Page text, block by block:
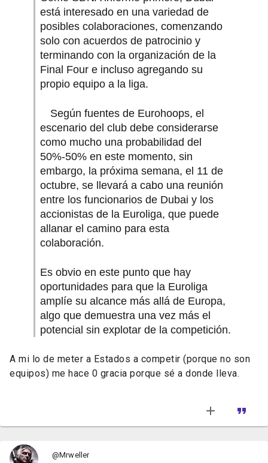
está interesado en una variedad de
posibles colaboraciones, comenzando
solo con acuerdos de patrocinio y
terminando con la organización de la
Final Four e incluso agregando su
propio equipo a la liga.
Según fuentes de Eurohoops, el
escenario del club debe considerarse
como mucho una probabilidad del
50%-50% en este momento, sin
embargo, la próxima semana, el 11 de
octubre, se llevará a cabo una reunión
entre los funcionarios de Dubai y los
accionistas de la Euroliga, que puede
allanar el camino para esta
colaboración.
Es obvio en este punto que hay
oportunidades para que la Euroliga
amplíe su alcance más allá de Europa,
algo que demuestra una vez más el
potencial sin explotar de la competición.
A mi lo de meter a Estados a competir (porque no son
equipos) me hace 0 gracia porque sé a donde lleva.
@Mrweller